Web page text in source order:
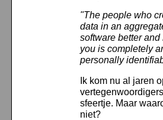
"The people who
data in an
software better
you is completely
personally
Ik kom nu al jaren
sfeertje. Maar
niet?